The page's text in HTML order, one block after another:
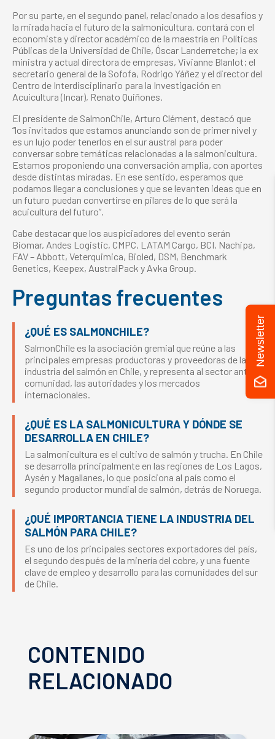
Por su parte, en el segundo panel, relacionado a los desafíos y
la mirada hacia el futuro de la salmonicultura, contará con el
economista y director académico de la maestría en Políticas
Públicas de la Universidad de Chile, Óscar Landerretche; la ex
ministra y actual directora de empresas, Vivianne Blanlot; el
secretario general de la Sofofa, Rodrigo Yáñez y el director del
Centro de Interdisciplinario para la Investigación en
Acuicultura (Incar), Renato Quiñones.
El presidente de SalmonChile, Arturo Clément, destacó que
“los invitados que estamos anunciando son de primer nivel y
es un lujo poder tenerlos en el sur austral para poder
conversar sobre temáticas relacionadas a la salmonicultura.
Estamos proponiendo una conversación amplia, con aportes
desde distintas miradas. En ese sentido, esperamos que
podamos llegar a conclusiones y que se levanten ideas que en
un futuro puedan convertirse en pilares de lo que será la
acuicultura del futuro”.
Cabe destacar que los auspiciadores del evento serán
Biomar, Andes Logistic, CMPC, LATAM Cargo, BCI, Nachipa,
FAV – Abbott, Veterquimica, Bioled, DSM, Benchmark
Genetics, Keepex, AustralPack y Avka Group.
Preguntas frecuentes
¿QUÉ ES SALMONCHILE?
SalmonChile es la asociación gremial que reúne a las
principales empresas productoras y proveedoras de la
industria del salmón en Chile, y representa al sector ante la
comunidad, las autoridades y los mercados
internacionales.
¿QUÉ ES LA SALMONICULTURA Y DÓNDE SE
DESARROLLA EN CHILE?
La salmonicultura es el cultivo de salmón y trucha. En Chile
se desarrolla principalmente en las regiones de Los Lagos,
Aysén y Magallanes, lo que posiciona al país como el
segundo productor mundial de salmón, detrás de Noruega.
¿QUÉ IMPORTANCIA TIENE LA INDUSTRIA DEL
SALMÓN PARA CHILE?
Es uno de los principales sectores exportadores del país,
el segundo después de la minería del cobre, y una fuente
clave de empleo y desarrollo para las comunidades del sur
de Chile.
CONTENIDO
RELACIONADO
Newsletter